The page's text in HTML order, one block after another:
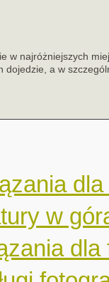
w najróżniejszych
dojedzie, a w
dla
w